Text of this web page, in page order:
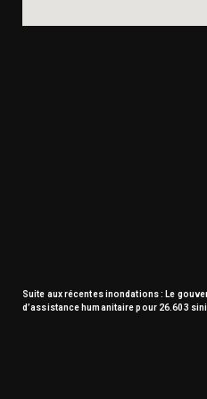
Suite aux récentes inondations : Le
d’assistance humanitaire pour 26.603